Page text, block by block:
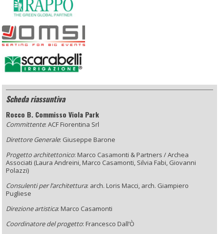
Scheda riassuntiva
Rocco B. Commisso Viola Park
Committente: ACF Fiorentina Srl
Direttore Generale: Giuseppe Barone
Progetto architettonico: Marco Casamonti & Partners / Archea
Associati (Laura Andreini, Marco Casamonti, Silvia Fabi, Giovanni
Polazzi)
Consulenti per l’architettura: arch. Loris Macci, arch. Giampiero
Pugliese
Direzione artistica: Marco Casamonti
Coordinatore del progetto: Francesco Dall’Ò